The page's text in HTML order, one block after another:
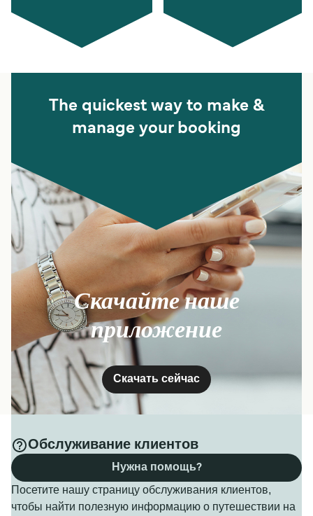
The quickest way to make &
manage your booking
Скачайте наше
приложение
Скачать сейчас
Обслуживание клиентов
Посетите нашу страницу обслуживания клиентов,
чтобы найти полезную информацию о путешествии на
Нужна помощь?